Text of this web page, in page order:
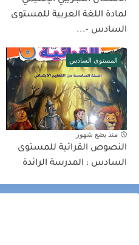
لمادة اللغة العربية للمستوى
السادس -...
المستوى السادس
منذ بضع شهور
النصوص القرائية للمستوى
السادس : المدرسة الرائدة